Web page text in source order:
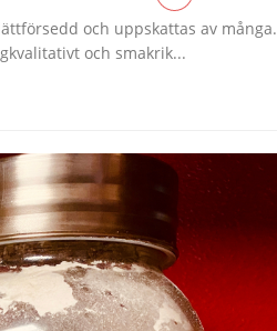
och uppskattas av många.
och smakrik...